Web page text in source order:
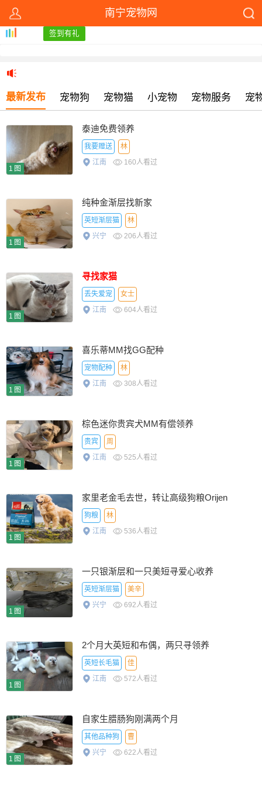
南宁宠物网
签到有礼
最新发布 宠物狗 宠物猫 小宠物 宠物服务 宠
1图
泰迪免费领养
我要赠送
林
江南
160人看过
1图
纯种金渐层找新家
英短渐层猫
林
兴宁
206人看过
1图
寻找家猫
丢失爱宠
女士
江南
604人看过
1图
喜乐蒂MM找GG配种
宠物配种
林
江南
308人看过
1图
棕色迷你贵宾犬MM有偿领养
贵宾
周
江南
525人看过
1图
家里老金毛去世，转让高级狗粮Orijen
狗粮
林
江南
536人看过
1图
一只银渐层和一只美短寻爱心收养
英短渐层猫
美辛
兴宁
692人看过
1图
2个月大英短和布偶，两只寻领养
英短长毛猫
佳
江南
572人看过
1图
自家生腊肠狗刚满两个月
其他品种狗
曹
兴宁
622人看过